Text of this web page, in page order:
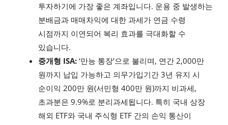
투자하기에 가장 좋은 계좌입니다. 운용 중 발생하는
분배금과 매매차익에 대한 과세가 연금 수령
시점까지 이연되어 복리 효과를 극대화할 수
있습니다.
중개형 ISA: ‘만능 통장’으로 불리며, 연간 2,000만
원까지 납입 가능하고 의무가입기간 3년 유지 시
순이익 200만 원(서민형 400만 원)까지 비과세,
초과분은 9.9%로 분리과세됩니다. 특히 국내 상장
해외 ETF와 국내 주식형 ETF 간의 손익 통산이